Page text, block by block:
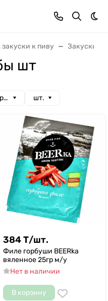
закуски к пиву Закуски к
шт
шт.
384Т/шт.
Филе горбуши BEERka
вяленное 25гр м/у
Нет в наличии
В корзину